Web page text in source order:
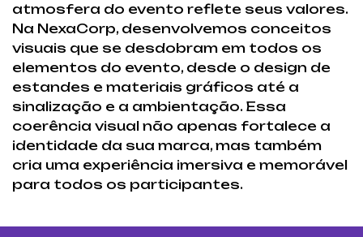
atmosfera do evento reflete seus valores.
Na NexaCorp, desenvolvemos conceitos
visuais que se desdobram em todos os
elementos do evento, desde o design de
estandes e materiais gráficos até a
sinalização e a ambientação. Essa
coerência visual não apenas fortalece a
identidade da sua marca, mas também
cria uma experiência imersiva e memorável
para todos os participantes.